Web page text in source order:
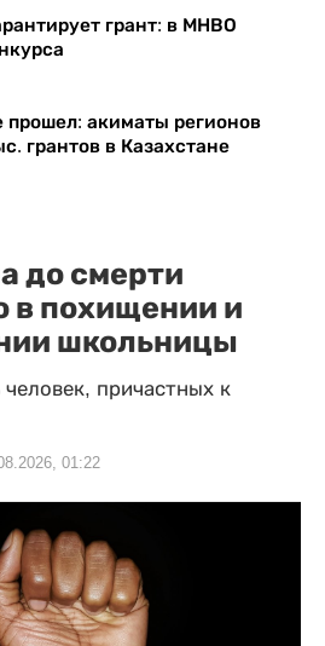
грант: в МНВО
прошел: акиматы регионов
грантов в Казахстане
до смерти
в похищении и
школьницы
причастных к
01:22